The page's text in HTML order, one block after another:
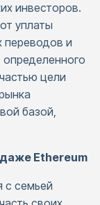
инвесторов.
уплаты
переводов и
цели
базой,
Ethereum
с семьей